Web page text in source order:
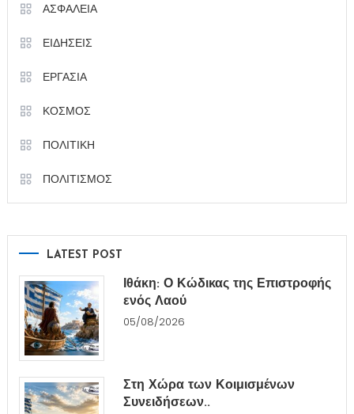
ΑΣΦΑΛΕΙΑ
ΕΙΔΗΣΕΙΣ
ΕΡΓΑΣΙΑ
ΚΟΣΜΟΣ
ΠΟΛΙΤΙΚΗ
ΠΟΛΙΤΙΣΜΟΣ
LATEST POST
Ιθάκη: Ο Κώδικας της Επιστροφής
ενός Λαού
05/08/2026
Στη Χώρα των Κοιμισμένων
Συνειδήσεων..